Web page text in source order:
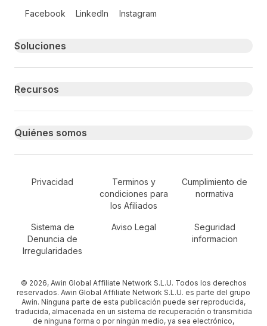
Facebook LinkedIn Instagram
Primary footer navigation
Soluciones
Recursos
Quiénes somos
Secondary Footer Navigation
Privacidad
Terminos y
condiciones para
los Afiliados
Cumplimiento de
normativa
Sistema de
Denuncia de
Irregularidades
Aviso Legal
Seguridad
informacion
© 2026, Awin Global Affiliate Network S.L.U. Todos los derechos
reservados. Awin Global Affiliate Network S.L.U. es parte del grupo
Awin. Ninguna parte de esta publicación puede ser reproducida,
traducida, almacenada en un sistema de recuperación o transmitida
de ninguna forma o por ningún medio, ya sea electrónico,